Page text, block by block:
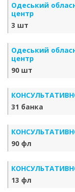
Одеський
центр
3 шт
Одеський
центр
90 шт
31 банка
90 фл
13 фл